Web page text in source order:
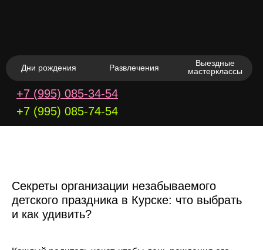
+7 (995) 085‑34‑54
+7 (995) 085-74-54
Секреты организации незабываемого
детского праздника в Курске: что выбрать
и как удивить?